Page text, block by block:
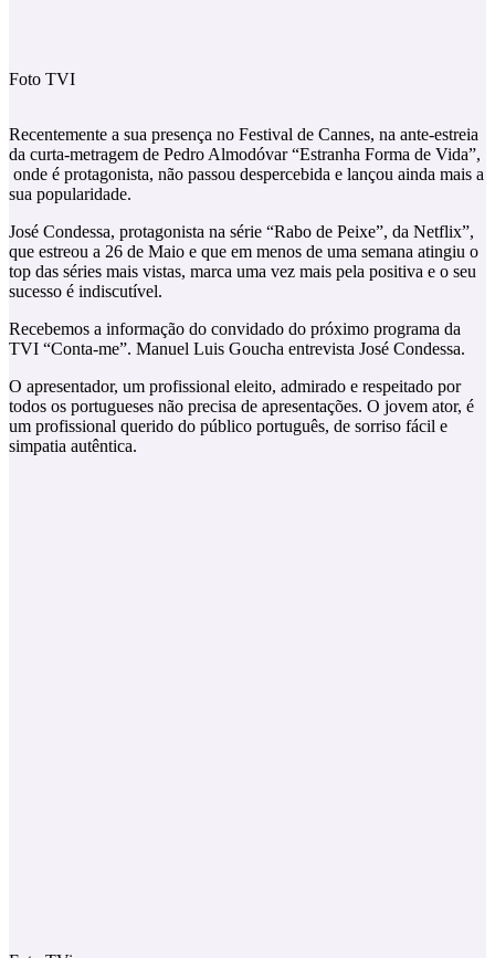
Foto TVI
Recentemente a sua presença no Festival de Cannes, na ante-estreia
da curta-metragem de Pedro Almodóvar “Estranha Forma de Vida”,
onde é protagonista, não passou despercebida e lançou ainda mais a
sua popularidade.
José Condessa, protagonista na série “Rabo de Peixe”, da Netflix”,
que estreou a 26 de Maio e que em menos de uma semana atingiu o
top das séries mais vistas, marca uma vez mais pela positiva e o seu
sucesso é indiscutível.
Recebemos a informação do convidado do próximo programa da
TVI “Conta-me”. Manuel Luis Goucha entrevista José Condessa.
O apresentador, um profissional eleito, admirado e respeitado por
todos os portugueses não precisa de apresentações. O jovem ator, é
um profissional querido do público português, de sorriso fácil e
simpatia autêntica.